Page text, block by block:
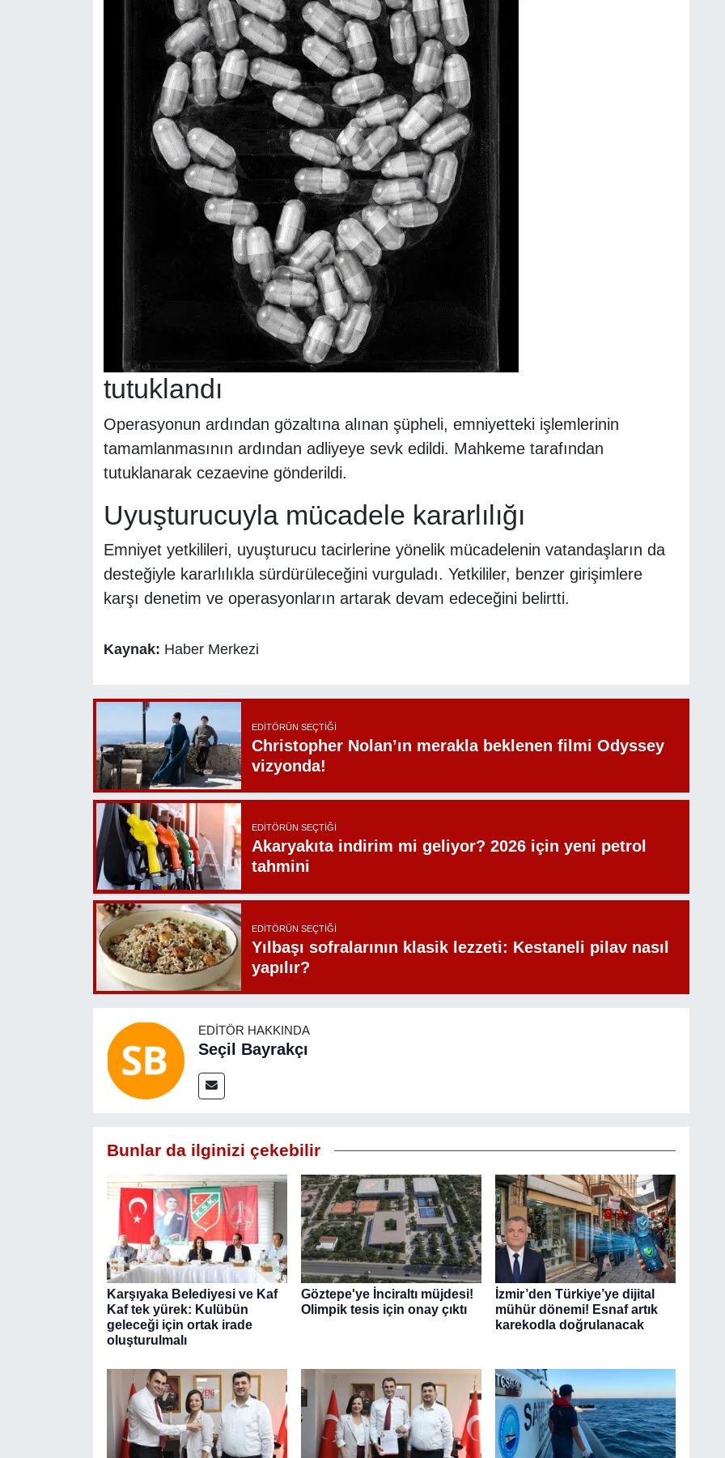
tutuklandı
Operasyonun ardından gözaltına alınan şüpheli, emniyetteki işlemlerinin
tamamlanmasının ardından adliyeye sevk edildi. Mahkeme tarafından
tutuklanarak cezaevine gönderildi.
Uyuşturucuyla mücadele kararlılığı
Emniyet yetkilileri, uyuşturucu tacirlerine yönelik mücadelenin vatandaşların da
desteğiyle kararlılıkla sürdürüleceğini vurguladı. Yetkililer, benzer girişimlere
karşı denetim ve operasyonların artarak devam edeceğini belirtti.
Kaynak: Haber Merkezi
EDITÖRÜN SEÇTIĞI
Christopher Nolan’ın merakla beklenen filmi Odyssey
vizyonda!
EDITÖRÜN SEÇTIĞI
Akaryakıta indirim mi geliyor? 2026 için yeni petrol
tahmini
EDITÖRÜN SEÇTIĞI
Yılbaşı sofralarının klasik lezzeti: Kestaneli pilav nasıl
yapılır?
EDITÖR HAKKINDA
Seçil Bayrakçı
Bunlar da ilginizi çekebilir
Karşıyaka Belediyesi ve Kaf
Kaf tek yürek: Kulübün
geleceği için ortak irade
oluşturulmalı
Göztepe'ye İnciraltı müjdesi!
Olimpik tesis için onay çıktı
İzmir’den Türkiye’ye dijital
mühür dönemi! Esnaf artık
karekodla doğrulanacak